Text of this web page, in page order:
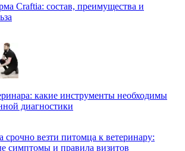
Craftia: состав, преимущества и
какие инструменты необходимы
диагностики